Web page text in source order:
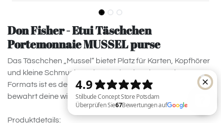
Don Fisher - Etui Täschchen
Portemonnaie MUSSEL purse
Das Täschchen „Mussel“ bietet Platz für Karten, Kopfhörer
und kleine Schmuckstücke. Dank seines kompakten
Formats ist es der ideale Begleiter für unterwegs und
bewahrt deine wichtigsten Kleinigkeiten sicher auf.
Produktdetails: